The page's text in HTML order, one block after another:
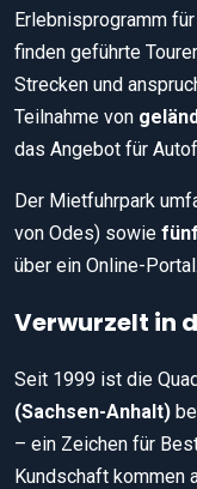
Erlebnisprogramm
finden geführte
Strecken und
Teilnahme von
das Angebot für
Der Mietfuhrpark
von Odes) sowie
über ein Online-Portal.
Verwurzelt in
Seit 1999 ist die
(Sachsen-Anhalt)
– ein Zeichen für
Kundschaft kommen